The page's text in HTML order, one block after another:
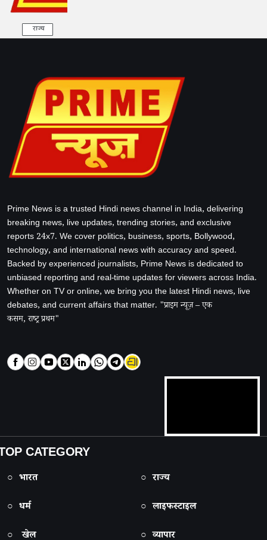
राज्य
Prime News is a trusted Hindi news channel in India, delivering
breaking news, live updates, trending stories, and exclusive
reports 24x7. We cover politics, business, sports, Bollywood,
technology, and international news with accuracy and speed.
Backed by experienced journalists, Prime News is dedicated to
unbiased reporting and real-time updates for viewers across India.
Whether on TV or online, we bring you the latest Hindi news, live
debates, and current affairs that matter. "प्राइम न्यूज़ – एक
कसम, राष्ट्र प्रथम"
CATEGORY
○ भारत
○ राज्य
○ धर्म
○ लाइफस्टाइल
○ खेल
○ व्यापार